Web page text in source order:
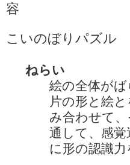
容
こいのぼりパズル
ねらい
絵の全体が
片の形と絵
み合わせて
通して、感
に形の認識力